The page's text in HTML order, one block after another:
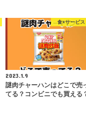
食×サービス
2023.1.9
謎肉チャーハンはどこで売
てる？コンビニでも買える